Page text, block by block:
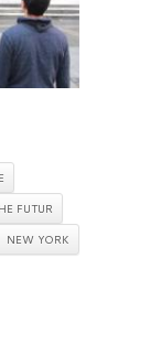
FUTUR
NEW YORK